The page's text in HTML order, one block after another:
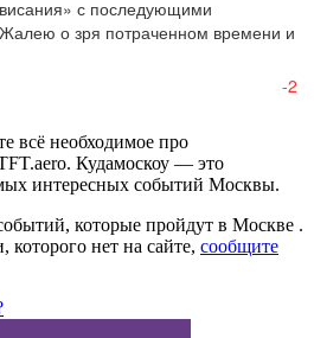
с последующими
Жалею о зря потраченном времени и
-2
всё необходимое про
Кудамоскоу — это
интересных событий Москвы.
которые пройдут в Москве .
нет на сайте, сообщите